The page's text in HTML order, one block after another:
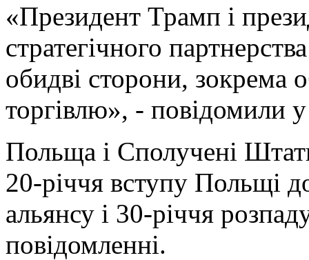
«Президент Трамп і
стратегічного
обидві сторони, зокрема
торгівлю», - повідомили
Польща і Сполучені
20-річчя вступу Польщі
альянсу і 30-річчя
повідомленні.